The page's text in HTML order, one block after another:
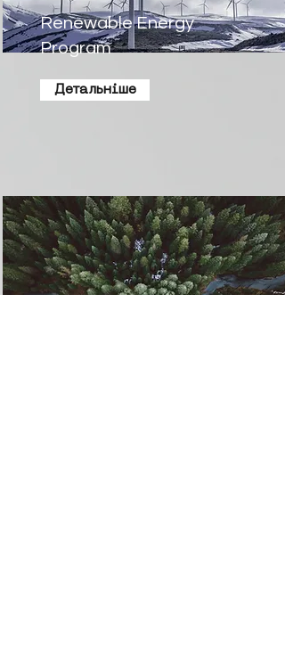
Renewable Energy
Program
Детальніше